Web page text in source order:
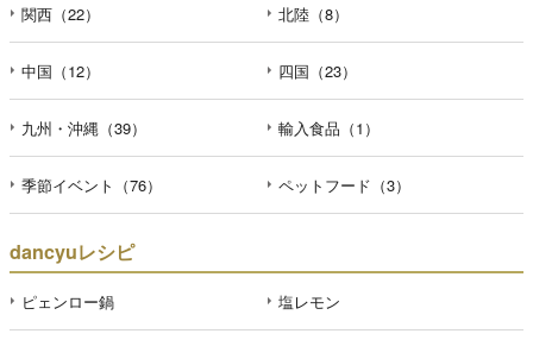
関西（22） 北陸（8）
中国（12） 四国（23）
九州・沖縄（39） 輸入食品（1）
季節イベント（76） ペットフード（3）
dancyuレシピ
ピェンロー鍋 塩レモン